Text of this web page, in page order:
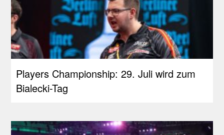
Players Championship: 29. Juli wird zum
Bialecki-Tag